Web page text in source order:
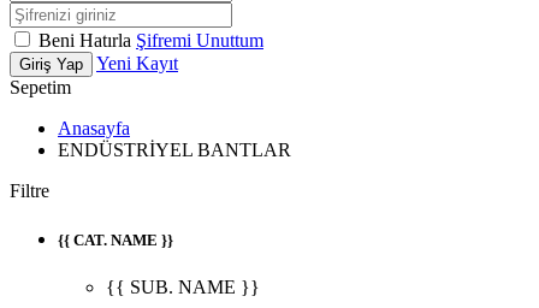
Beni Hatırla Şifremi Unuttum
Giriş Yap
Yeni Kayıt
Sepetim
Anasayfa
ENDÜSTRİYEL BANTLAR
Filtre
{{ CAT. NAME }}
{{ SUB. NAME }}